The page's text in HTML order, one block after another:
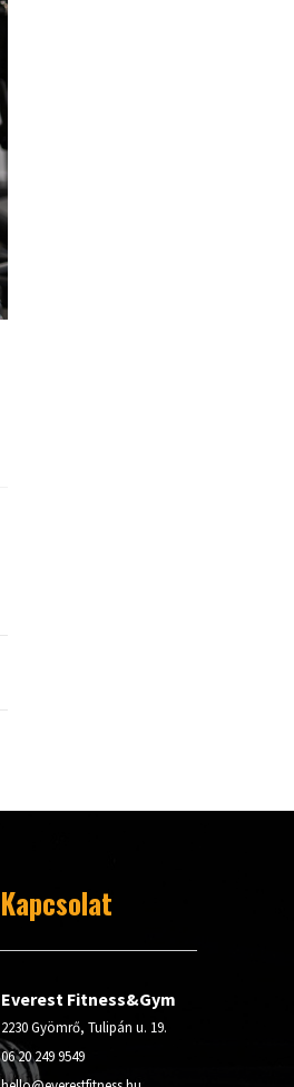
Kapcsolat
Everest Fitness&Gym
2230 Gyömrő, Tulipán u. 19.
06 20 249 9549